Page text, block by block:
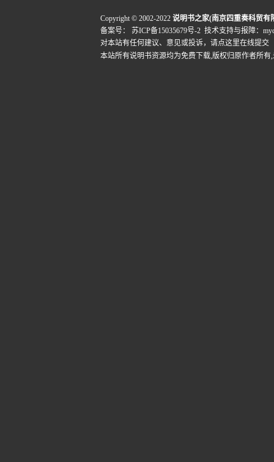
Copyright © 2002-2022 说明书之家(南京四重奏科贸有
备案号：
苏ICP备15035679号-2 技术支持与报障：
对本站有任何建议、意见或投诉， 请点这里在线提交
本站所有说明书资源均为免费下载,版权归原作者所